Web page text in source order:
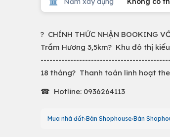
? CHÍNH THỨC NHẬN BOOKING
Trầm Hương 3,5km? Khu đô thị
18 tháng? Thanh toán linh hoạt
☎ Hotline: 0936264113
Mua nhà đất Bán Shophouse Bán